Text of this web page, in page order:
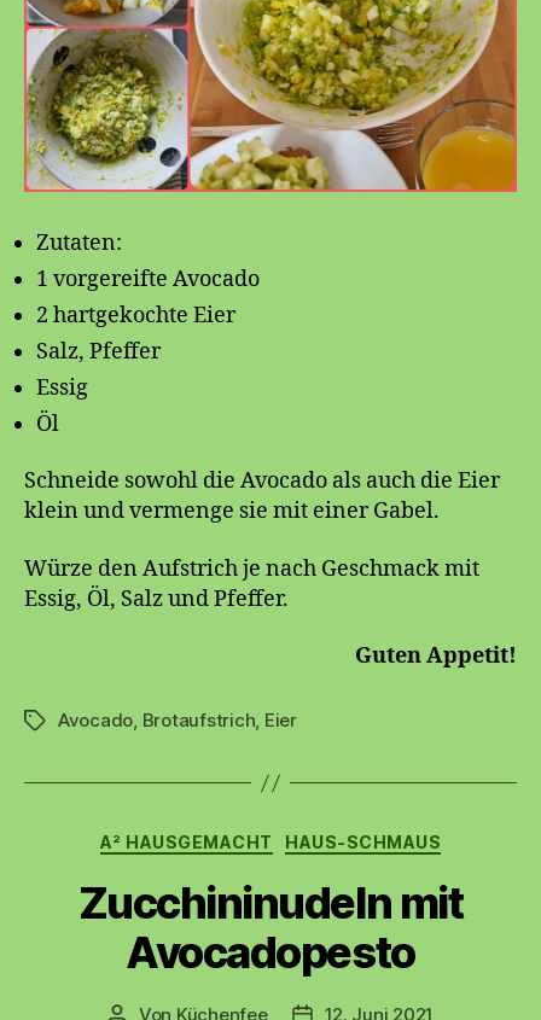
Zutaten:
1 vorgereifte Avocado
2 hartgekochte Eier
Salz, Pfeffer
Essig
Öl
Schneide sowohl die Avocado als auch die Eier
klein und vermenge sie mit einer Gabel.
Würze den Aufstrich je nach Geschmack mit
Essig, Öl, Salz und Pfeffer.
Guten Appetit!
Schlagwörter
Avocado, Brotaufstrich, Eier
Kategorien
A² HAUSGEMACHT HAUS-SCHMAUS
Zucchininudeln mit
Avocadopesto
Beitragsautor
Von Küchenfee Beitragsdatum
12. Juni 2021